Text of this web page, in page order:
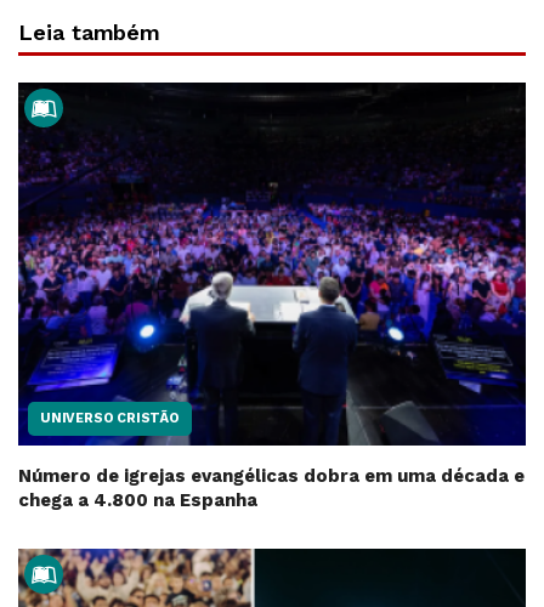
Leia também
UNIVERSO CRISTÃO
Número de igrejas evangélicas dobra em uma década e
chega a 4.800 na Espanha